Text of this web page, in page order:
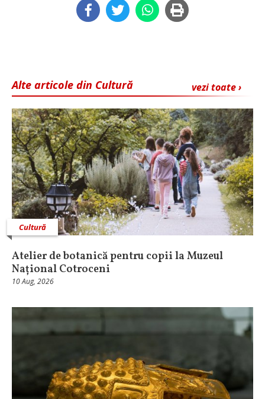
vezi toate ›
Alte articole din Cultură
Cultură
Atelier de botanică pentru copii la Muzeul
Național Cotroceni
10 Aug, 2026